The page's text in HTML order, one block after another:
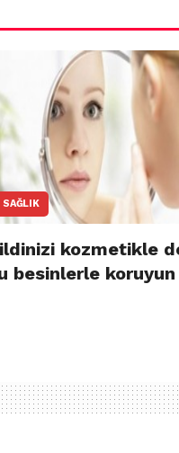
SAĞLIK
kozmetikle
besinlerle koruyun